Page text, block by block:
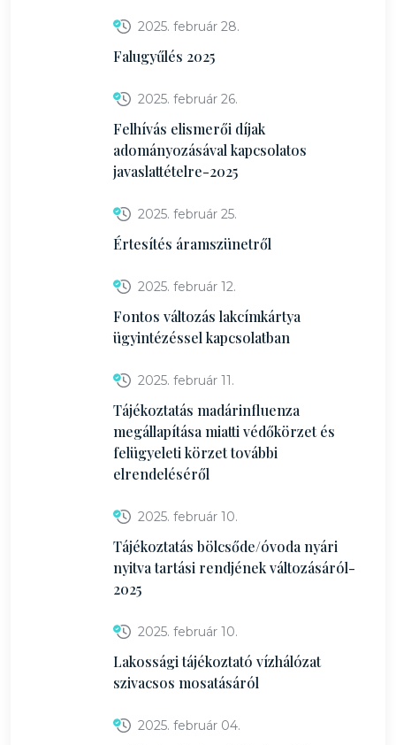
2025. február 28.
Falugyűlés 2025
2025. február 26.
Felhívás elismerői díjak
adományozásával kapcsolatos
javaslattételre-2025
2025. február 25.
Értesítés áramszünetről
2025. február 12.
Fontos változás lakcímkártya
ügyintézéssel kapcsolatban
2025. február 11.
Tájékoztatás madárinfluenza
megállapítása miatti védőkörzet és
felügyeleti körzet további
elrendeléséről
2025. február 10.
Tájékoztatás bölcsőde/óvoda nyári
nyitva tartási rendjének változásáról-
2025
2025. február 10.
Lakossági tájékoztató vízhálózat
szivacsos mosatásáról
2025. február 04.